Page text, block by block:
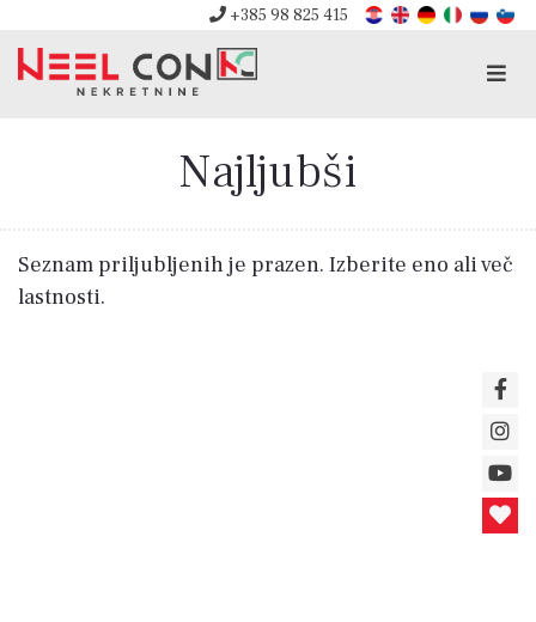
+385 98 825 415
Najljubši
Seznam priljubljenih je prazen. Izberite eno ali več
lastnosti.